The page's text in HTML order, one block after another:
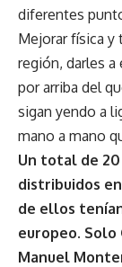
diferentes
Mejorar física y
región, darles
por arriba del
sigan yendo a
mano a mano
Un total de
distribuidos
de ellos
europeo. Solo
Manuel